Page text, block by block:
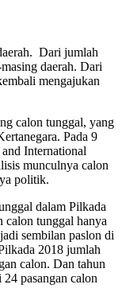
Dari jumlah
daerah. Dari
mengajukan
calon tunggal, yang
Pada 9
International
munculnya calon
politik.
dalam Pilkada
calon tunggal hanya
sembilan paslon di
2018 jumlah
calon. Dan tahun
pasangan calon